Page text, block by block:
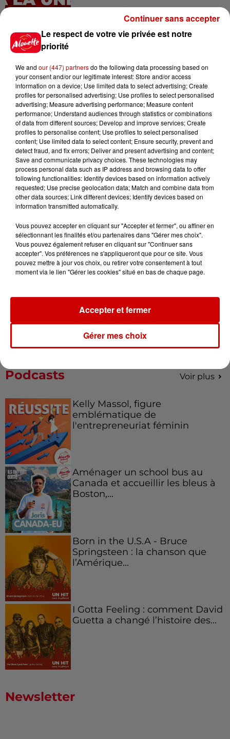
Jeux
Gagnez vos places pour le
Festival du Roi Arthur 2026 !
Gagnez vos entrées pour le
Musée du Sport Automobile au
Mans !
Futuroscope Xperiences !
en jet ski !
Podcasts Voir plus
Kelly Massol, figure
emblématique de
l'entrepreneuriat féminin
Aménager un school bus au
Canada et accueillir les bleus à
Boston,...
Born in the U.S.A - Bruce
Springsteen : la chanson que
l’Amérique...
I Gotta Feeling : comment David
Guetta a changé l’histoire des...
Newsletter
Le respect de votre vie privée est notre
priorité
We and our (447) partnersdo the following data processing based on
your consent and/or our legitimate interest: Store and/or access
information on a device; Use limited data to select advertising; Create
profiles for personalised advertising; Use profiles to select personalised
advertising; Measure advertising performance; Measure content
performance; Understand audiences through statistics or combinations
of data from different sources; Develop and improve services; Create
profiles to personalise content; Use profiles to select personalised
content; Use limited data to select content; Ensure security, prevent and
detect fraud, and fix errors; Deliver and present advertising and content;
Save and communicate privacy choices. These technologies may
process personal data such as IP address and browsing data to offer
following functionalities: Identify devices based on information actively
requested; Use precise geolocation data; Match and combine data from
other data sources; Link different devices; Identify devices based on
information transmitted automatically.
Vous pouvez accepter en cliquant sur "Accepter et fermer", ou affiner en
sélectionnant les finalités et/ou partenaires dans "Gérer mes choix".
Vous pouvez également refuser en cliquant sur "Continuer sans
accepter". Vos préférences ne s'appliqueront que pour ce site. Vous
pouvez mettre à jour vos choix, ou retirer votre consentement à tout
moment via le lien "Gérer les cookies" situé en bas de chaque page.
Gérer mes choix
Accepter et fermer
Continuer sans accepter